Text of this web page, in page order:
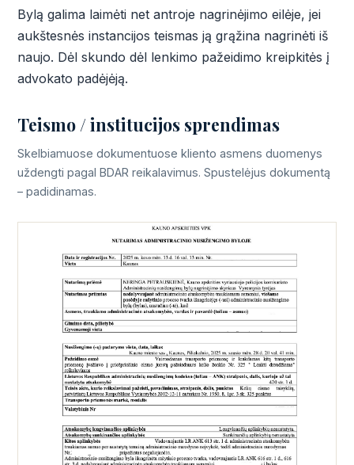
Bylą galima laimėti net antroje nagrinėjimo eilėje, jei
aukštesnės instancijos teismas ją grąžina nagrinėti iš
naujo. Dėl skundo dėl lenkimo pažeidimo kreipkitės į
advokato padėjėją.
Teismo / institucijos sprendimas
Skelbiamuose dokumentuose kliento asmens duomenys
uždengti pagal BDAR reikalavimus. Spustelėjus dokumentą
– padidinamas.